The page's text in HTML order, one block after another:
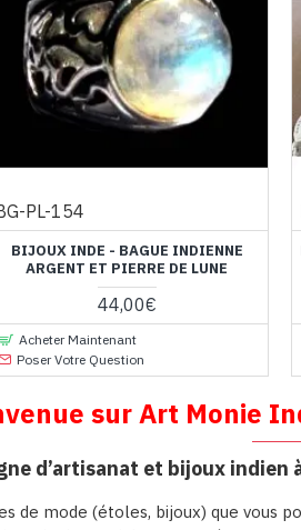
PL-154
BIJOUX INDE - BAGUE INDIENNE
ARGENT ET PIERRE DE LUNE
44,00€
Acheter Maintenant
Poser Votre Question
sur Art Monie
d’artisanat et bijoux indien
de mode (étoles, bijoux) que vous